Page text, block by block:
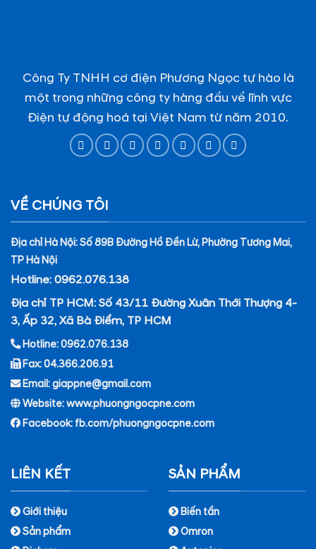
Công Ty TNHH cơ điện Phương Ngọc tự hào là
một trong những công ty hàng đầu về lĩnh vực
Điện tự động hoá tại Việt Nam từ năm 2010.
VỀ CHÚNG TÔI
Địa chỉ Hà Nội: Số 89B Đường Hồ Đền Lừ, Phường Tương Mai,
TP Hà Nội
Hotline: 0962.076.138
Địa chỉ TP HCM: Số 43/11 Đường Xuân Thới Thượng 4-
3, Ấp 32, Xã Bà Điểm, TP HCM
Hotline: 0962.076.138
Fax: 04.366.206.91
Email: giappne@gmail.com
Website: www.phuongngocpne.com
Facebook: fb.com/phuongngocpne.com
LIÊN KẾT
Giới thiệu
Sản phẩm
SẢN PHẨM
Biến tần
Omron